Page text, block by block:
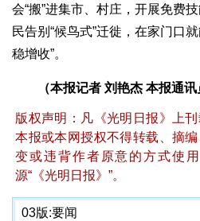
会“搬”进集市、村庄，开展免费
民告别“候鸟式”迁徙，在家门口
稳增收”。
（本报记者 刘艳杰 本报通讯
版权声明：凡《光明日报》上
本报或本网授权不得转载、摘
变或违背作者原意的方式使
源“《光明日报》”。
03版:要闻